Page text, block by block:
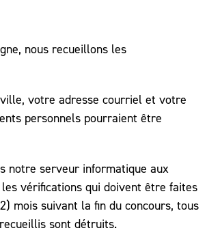
nous recueillons les
votre adresse courriel et votre
personnels pourraient être
notre serveur informatique aux
vérifications qui doivent être faites
mois suivant la fin du concours, tous
sont détruits.